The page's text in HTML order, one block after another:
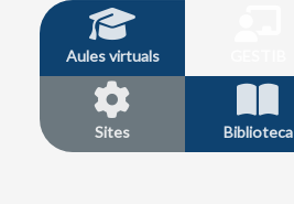
Aules virtuals
Sites Biblioteca